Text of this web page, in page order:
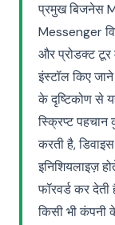
प्रमुख बिजनेस
Messenger
और प्रोडक्ट
इंस्टॉल किए
के दृष्टिकोण से
स्क्रिप्ट
करती है,
इनिशियलाइज़
फॉरवर्ड कर
किसी भी कंपनी